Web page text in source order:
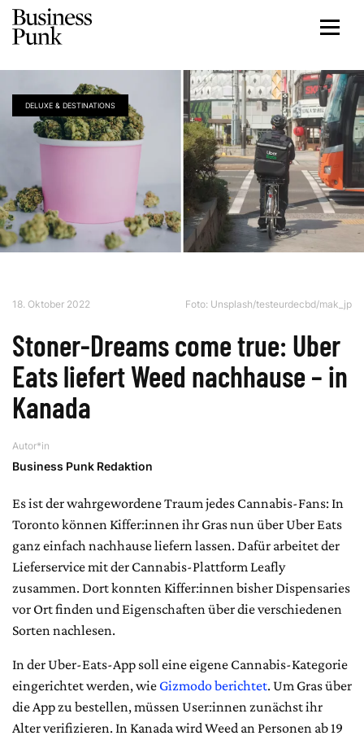
DELUXE & DESTINATIONS
18. Oktober 2022 Foto: Unsplash/testeurdecbd/mak_jp
Stoner-Dreams come true: Uber
Eats liefert Weed nachhause – in
Kanada
Autor*in
Business Punk Redaktion
Es ist der wahrgewordene Traum jedes Cannabis-Fans: In
Toronto können Kiffer:innen ihr Gras nun über Uber Eats
ganz einfach nachhause liefern lassen. Dafür arbeitet der
Lieferservice mit der Cannabis-Plattform Leafly
zusammen. Dort konnten Kiffer:innen bisher Dispensaries
vor Ort finden und Eigenschaften über die verschiedenen
Sorten nachlesen.
In der Uber-Eats-App soll eine eigene Cannabis-Kategorie
eingerichtet werden, wie Gizmodo berichtet. Um Gras über
die App zu bestellen, müssen User:innen zunächst ihr
Alter verifizieren. In Kanada wird Weed an Personen ab 19